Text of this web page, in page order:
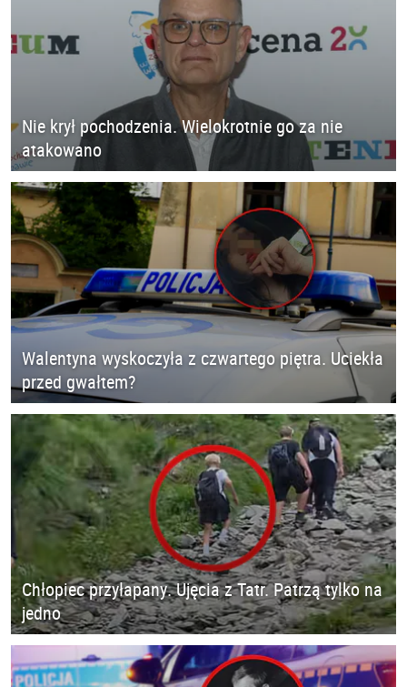
Nie krył pochodzenia. Wielokrotnie go za nie
atakowano
Walentyna wyskoczyła z czwartego piętra. Uciekła
przed gwałtem?
Chłopiec przyłapany. Ujęcia z Tatr. Patrzą tylko na
jedno